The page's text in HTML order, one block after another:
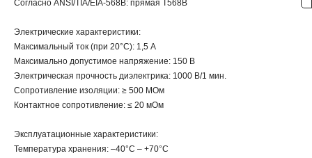
Согласно ANSI/TIA/EIA-568B: прямая T568B
Электрические характеристики:
Максимальный ток (при 20°С): 1,5 А
Максимально допустимое напряжение: 150 В
Электрическая прочность диэлектрика: 1000 В/1 мин.
Сопротивление изоляции: ≥ 500 МОм
Контактное сопротивление: ≤ 20 мОм
Эксплуатационные характеристики:
Температура хранения: –40°C – +70°C